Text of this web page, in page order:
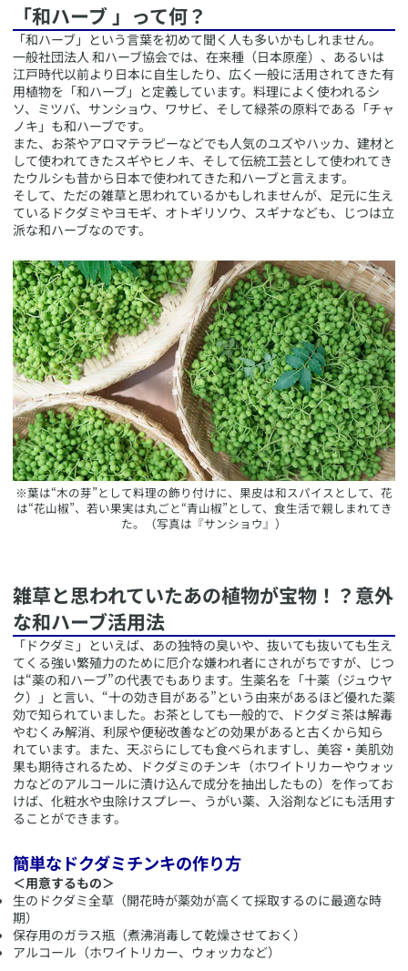
​「和ハーブ 」って何？
​「和ハーブ」という言葉を初めて聞く人も多いかもしれません。
一般社団法人 和ハーブ協会では、在来種（日本原産）、あるいは
江戸時代以前より日本に自生したり、広く一般に活用されてきた有
用植物を「和ハーブ」と定義しています。料理によく使われるシ
ソ、ミツバ、サンショウ、ワサビ、そして緑茶の原料である「チャ
ノキ」も和ハーブです。
また、お茶やアロマテラピーなどでも人気のユズやハッカ、建材と
して使われてきたスギやヒノキ、そして伝統工芸として使われてき
たウルシも昔から日本で使われてきた和ハーブと言えます。
そして、ただの雑草と思われているかもしれませんが、足元に生え
ているドクダミやヨモギ、オトギリソウ、スギナなども、じつは立
派な和ハーブなのです。
​※葉は“木の芽”として料理の飾り付けに、果皮は和スパイスとして、花
は“花山椒”、若い果実は丸ごと“青山椒”として、食生活で親しまれてき
た。（写真は『サンショウ』）
​雑草と思われていたあの植物が宝物！？意外
な和ハーブ活用法
​「ドクダミ」といえば、あの独特の臭いや、抜いても抜いても生え
てくる強い繁殖力のために厄介な嫌われ者にされがちですが、じつ
は“薬の和ハーブ”の代表でもあります。生薬名を「十薬（ジュウヤ
ク）」と言い、“十の効き目がある”という由来があるほど優れた薬
効で知られていました。お茶としても一般的で、ドクダミ茶は解毒
やむくみ解消、利尿や便秘改善などの効果があると古くから知ら
れています。また、天ぷらにしても食べられますし、美容・美肌効
果も期待されるため、ドクダミのチンキ（ホワイトリカーやウォッ
カなどのアルコールに漬け込んで成分を抽出したもの）を作ってお
けば、化粧水や虫除けスプレー、うがい薬、入浴剤などにも活用す
ることができます。
​簡単なドクダミチンキの作り方
＜用意するもの＞
生のドクダミ全草（開花時が薬効が高くて採取するのに最適な時
期）
保存用のガラス瓶（煮沸消毒して乾燥させておく）
アルコール（ホワイトリカー、ウォッカなど）